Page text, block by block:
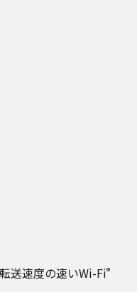
送速度の速いWi-Fi®